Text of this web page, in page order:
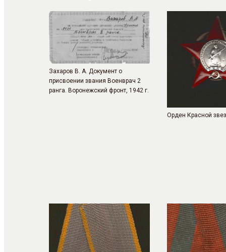
Захаров В. А. Документ о
присвоении звания Военврач 2
ранга. Воронежский фронт, 1942 г.
Орден Красной